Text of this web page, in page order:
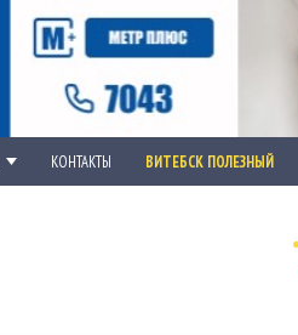
КОНТАКТЫ ВИТЕБСК ПОЛЕЗНЫЙ